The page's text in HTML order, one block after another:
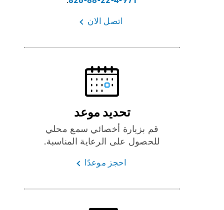
اتصل الان
تحديد موعد
قم بزيارة أخصائي سمع محلي
للحصول على الرعاية المناسبة.
احجز موعدًا